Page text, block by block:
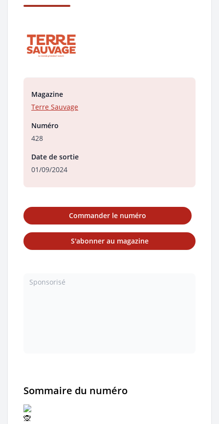
Magazine
Terre Sauvage
Numéro
428
Date de sortie
01/09/2024
Commander le numéro
S'abonner au magazine
Sponsorisé
Sommaire du numéro